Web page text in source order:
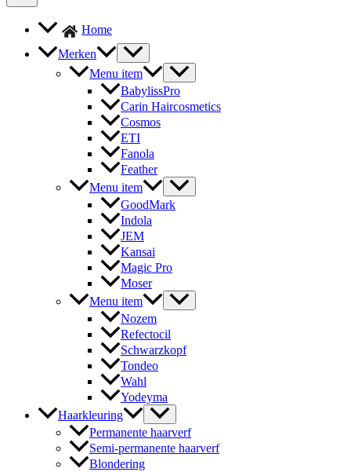
Home
Merken
Menu item
BabylissPro
Carin Haircosmetics
Cosmos
ETI
Fanola
Feather
Menu item
GoodMark
Indola
JEM
Kansai
Magic Pro
Moser
Menu item
Nozem
Refectocil
Schwarzkopf
Tondeo
Wahl
Yodeyma
Haarkleuring
Permanente haarverf
Semi-permanente haarverf
Blondering